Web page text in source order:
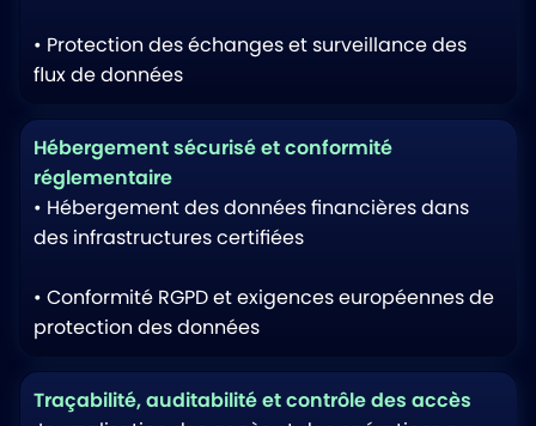
• Protection des échanges et surveillance des
flux de données
Hébergement sécurisé et conformité
réglementaire
• Hébergement des données financières dans
des infrastructures certifiées
• Conformité RGPD et exigences européennes de
protection des données
Traçabilité, auditabilité et contrôle des accès